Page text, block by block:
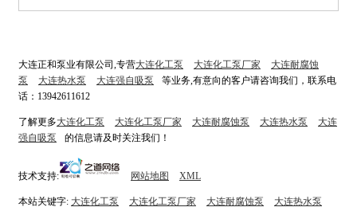
大连正和泵业有限公司,专营大连化工泵 大连化工泵厂家
大连耐腐蚀
泵
大连热水泵 大连强自吸泵
等业务,有意向的客户请咨询我们，联系电
话：13942611612
了解更多大连化工泵 大连化工泵厂家 大连耐腐蚀泵 大连热水泵
大连
强自吸泵
的信息请及时关注我们！
技术支持: 网站地图 XML
本站关键字: 大连化工泵 大连化工泵厂家 大连耐腐蚀泵
大连热水泵